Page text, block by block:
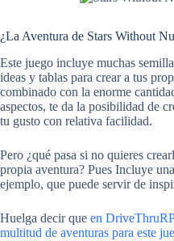
¿La Aventura de Stars Without
Este juego incluye muchas
ideas y tablas para crear a tus
combinado con la enorme
aspectos, te da la posibilidad de
tu gusto con relativa facilidad.
Pero ¿qué pasa si no quieres
propia aventura? Pues Incluye
ejemplo, que puede servir de
Huelga decir que en
multitud de aventuras para este